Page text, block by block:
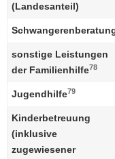
(Landesanteil)
sonstige Leistungen
der Familienhilfe78
Jugendhilfe79
Kinderbetreuung
(inklusive
zugewiesener